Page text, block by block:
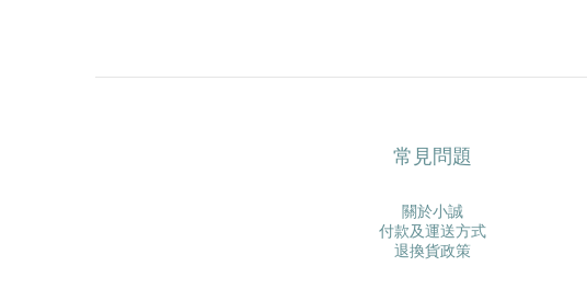
常見問題
關於小誠
付款及運送方式
退換貨政策